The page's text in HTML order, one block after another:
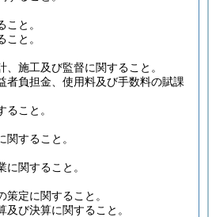
と。
と。
施工及び監督に関すること。
負担金、使用料及び手数料の賦課
こと。
すること。
関すること。
定に関すること。
び決算に関すること。